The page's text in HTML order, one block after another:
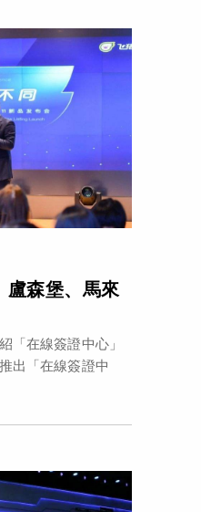
盧森堡、馬來
「在線簽證中心」
出「在線簽證中